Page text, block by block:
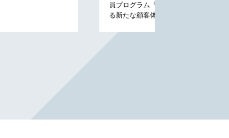
員プログラム『ACPO（アクポ）』によ